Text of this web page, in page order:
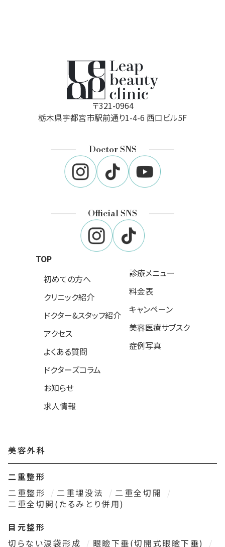
〒321-0964
栃木県宇都宮市駅前通り1-4-6 西口ビル5F
Doctor SNS
Official SNS
TOP
初めての方へ
クリニック紹介
ドクター&スタッフ紹介
アクセス
よくある質問
ドクターズコラム
お知らせ
求人情報
診療メニュー
料金表
キャンペーン
美容医療サブスク
症例写真
美容外科
二重整形
二重整形
二重埋没法
二重全切開
二重全切開(たるみとり併用)
目元整形
切らない涙袋形成
眼瞼下垂(切開式眼瞼下垂)